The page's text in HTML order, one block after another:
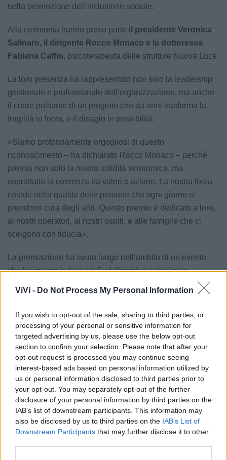
ViVi - Do Not Process My Personal Information
If you wish to opt-out of the sale, sharing to third parties, or
processing of your personal or sensitive information for
targeted advertising by us, please use the below opt-out
section to confirm your selection. Please note that after your
opt-out request is processed you may continue seeing
interest-based ads based on personal information utilized by
us or personal information disclosed to third parties prior to
your opt-out. You may separately opt-out of the further
disclosure of your personal information by third parties on the
IAB’s list of downstream participants. This information may
also be disclosed by us to third parties on the IAB’s List of
Downstream Participants that may further disclose it to other
nella promozione dell’inclusione sociale.
Alla cerimonia hanno preso parte i
l presidente Veronica
Salinaro, il dirigente Rocco Monaco e la dottoressa
Fabiana Caffio, psicoterapeuta delle strutture Nuova Luce.
La loro presenza ha rappresentato non solo la leadership
gestionale e professionale dell’organizzazione, ma anche
il cuore pulsante di un progetto che da anni trasforma la
fragilità in forza, e il disagio in possibilità.
«Siamo profondamente orgogliosi di questo
riconoscimento – ha dichiarato Rocco Monaco – perché
premia non solo la nostra solidità economica, ma
soprattutto la coerenza tra valori e azione. La nostra forza
risiede nella qualità delle persone che ogni giorno si
prendono cura degli altri. Questo premio è dedicato a loro,
ai nostri operatori, ai nostri ospiti, e alle famiglie che ci
scelgono con fiducia».
La premiazione ha avuto luogo nell’ambito di un evento
che ha messo in luce un Sud dinamico e resiliente.
collaborazione con Cerved e Il Sole 24 Ore, oltre il 90%
utile. La provincia di Taranto, con le sue 8 aziende
premiate, conferma la propria vitalità economica e la
capacità di generare valore anche in settori complessi
come quello sanitario e sociosanitario.
Con oltre 400 collaboratori e più di 20 strutture operative
sul territorio, Nuova Luce rappresenta oggi una delle
principali realtà pugliesi impegnate nell’erogazione di
servizi riabilitativi, residenziali, semiresidenziali e
domiciliari per persone con disabilità psichica, anziani